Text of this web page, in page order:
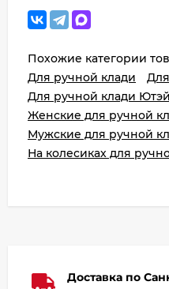
Похожие категории
Для ручной клади
Для ручной клади
Женские для ручной
Мужские для ручной
На колесиках для
Доставка по